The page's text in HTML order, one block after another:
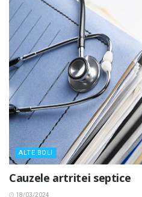
ALTE BOLI
Cauzele artritei septice
18/03/2024